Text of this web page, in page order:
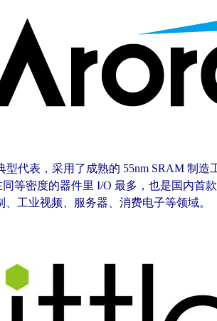
型代表，采用了成熟的 55nm SRAM 制造
等密度的器件里 I/O 最多，也是国内首
工业视频、服务器、消费电子等领域。